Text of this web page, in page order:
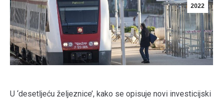
2022
U ‘desetljeću željeznice’, kako se opisuje novi investicijski